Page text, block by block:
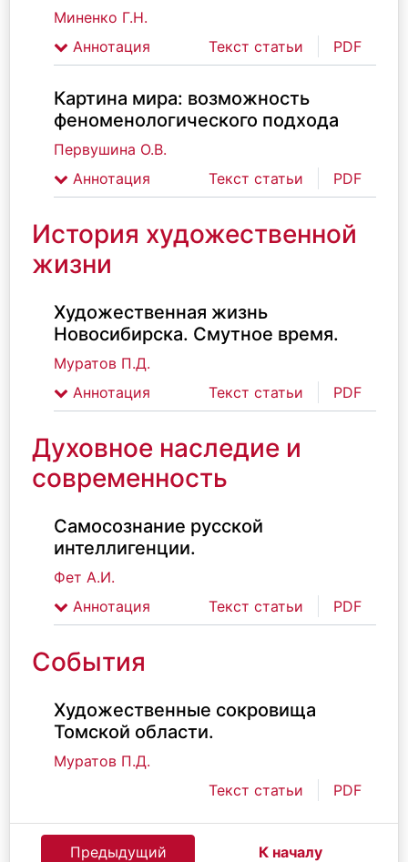
Миненко Г.Н.
Аннотация
Текст статьи PDF
Картина мира: возможность
феноменологического подхода
Первушина О.В.
Аннотация
Текст статьи PDF
История художественной
жизни
Художественная жизнь
Новосибирска. Смутное время.
Муратов П.Д.
Аннотация
Текст статьи PDF
Духовное наследие и
современность
Самосознание русской
интеллигенции.
Фет А.И.
Аннотация
Текст статьи PDF
События
Художественные сокровища
Томской области.
Муратов П.Д.
Текст статьи
PDF
Предыдущий
К началу